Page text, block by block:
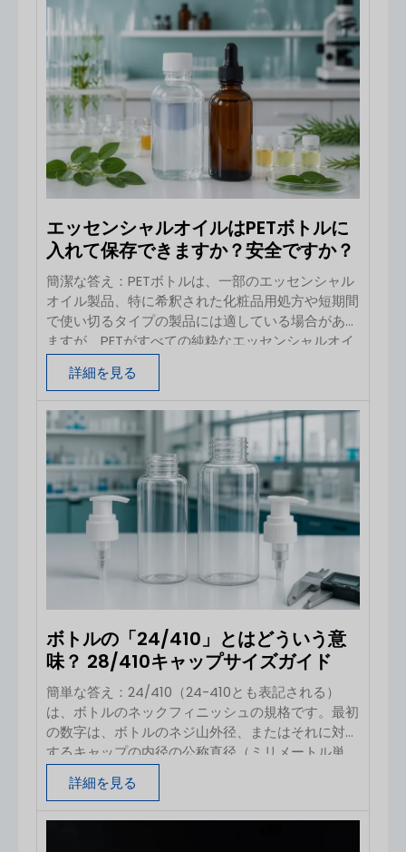
ますが、それだけでは不十分です。 中国からの初
回発注において、実用的な手順は次の通りです。パ
ッケージの仕様を定義し、適切な製造プロセスを有
する工場を候補に絞り込み、経営体制と品質管理体
制を確認し、量産を反映したサンプルをテストし、
検査基準に合意した上で、管理された状態で初回発
注を行います。本ガイドでは、各段階でバイヤーが
何を要求すべきかを解説します。目次 1 はじめに
エッセンシャルオイルはPETボトルに
入れて保存できますか？安全ですか？
簡潔な答え：PETボトルは、一部のエッセンシャル
オイル製品、特に希釈された化粧品用処方や短期間
で使い切るタイプの製品には適している場合があり
ますが、PETがすべての純粋なエッセンシャルオイ
ルと普遍的に互換性があるとは見なすべきではあり
ません。希釈されていないエッセンシャルオイルの
然として無難な第一の選択肢です。 PETの使用を検
討しているブランドは、キャップ、ライナー、レデ
ューサー、ポンプ、スプレーノズル、ディップチュ
ーブ、装飾、ラベルの接着剤など、製造パッケージ
一式を揃えた状態で、実際の精油または完成した処
方をテストする必要があります。実用的なルールと
して、「PET」とは樹脂の種類を示すものであり、
互換性の最終的な結果を保証するものではありませ
ん。 精油の種類、濃度、接触時間、温度、ボトル
にかかる応力、キャップの材質、製造品質などによ
の通りです。
詳細を見る
ボトルの「24/410」とはどういう意
味？ 28/410キャップサイズガイド
簡単な答え：24/410（24-410とも表記される）
は、ボトルのネックフィニッシュの規格です。最初
の数字は、ボトルのネジ山外径、またはそれに対応
するキャップの内径の公称直径（ミリメートル単
位）を表します。 2番目の数字は、標準化された連
続ねじ仕上げシリーズ（ねじの形状とネックの高
詳細を見る